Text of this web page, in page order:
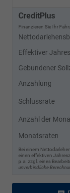
CreditPlus
Finanzieren Sie Ihr
Effektiver
Gebundener
Anzahlung
Schlussrate
Anzahl der
Monatsraten
Bei einem
einen effektiven
p.a. zzgl. eines
unverbindliche